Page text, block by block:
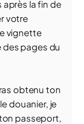
après la fin de
votre
vignette
des pages du
obtenu ton
douanier, je
passeport,